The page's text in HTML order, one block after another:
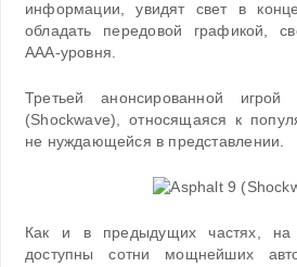
информации, увидят свет в
обладать передовой графикой,
AAA-уровня.
Третьей анонсированной
(Shockwave), относящаяся к
не нуждающейся в представлении.
Как и в предыдущих частях, на
доступны сотни мощнейших